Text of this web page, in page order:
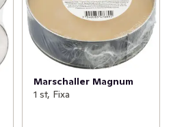
Marschaller Magnum
1 st, Fixa